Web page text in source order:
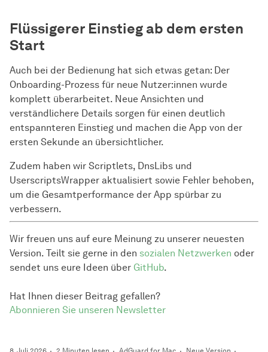
Flüssigerer Einstieg ab dem ersten
Start
Auch bei der Bedienung hat sich etwas getan: Der
Onboarding-Prozess für neue Nutzer:innen wurde
komplett überarbeitet. Neue Ansichten und
verständlichere Details sorgen für einen deutlich
entspannteren Einstieg und machen die App von der
ersten Sekunde an übersichtlicher.
Zudem haben wir Scriptlets, DnsLibs und
UserscriptsWrapper aktualisiert sowie Fehler behoben,
um die Gesamtperformance der App spürbar zu
verbessern.
Wir freuen uns auf eure Meinung zu unserer neuesten
Version. Teilt sie gerne in den sozialen Netzwerken oder
sendet uns eure Ideen über GitHub.
Hat Ihnen dieser Beitrag gefallen?
Abonnieren Sie unseren Newsletter